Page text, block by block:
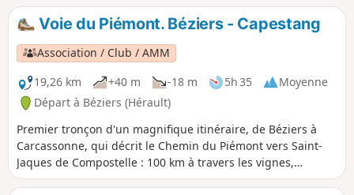
Voie du Piémont. Béziers - Capestang
Association / Club / AMM
19,26 km
+40 m -18 m 5h 35
Moyenne
Départ à Béziers (Hérault)
Premier tronçon d'un magnifique itinéraire, de Béziers à
Carcassonne, qui décrit le Chemin du Piémont vers Saint-
Jaques de Compostelle : 100 km à travers les vignes,
pinèdes et collines du Minervois. Entièrement balisé, tour à